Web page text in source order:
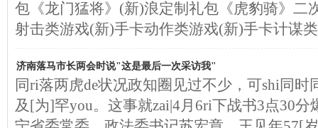
包《龙门猛将》(新)浪定制礼包《虎豹骑》二
射击类游戏(新)手卡动作类游戏(新)手卡计谋
济南落马市长两会时说"这是最后一次采访我"
同ri落两虎de状况政知圈见过不少，可shi同时
及[为]罕you。这事就zai|4月6ri下战书3点30分